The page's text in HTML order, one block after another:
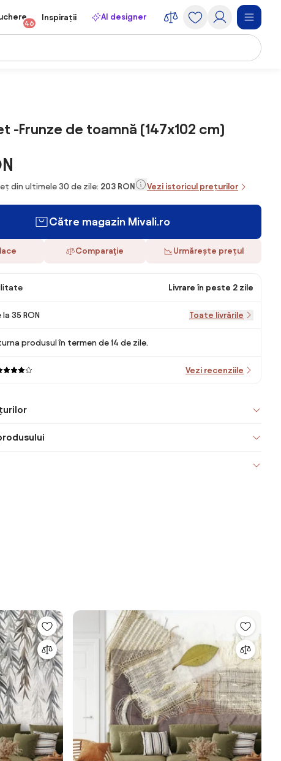
46
Inspirații AI designer
-Frunze de toamnă (147x102 cm)
din ultimele 30 de zile: 203 RON Vezi istoricul prețurilor
Către magazin Mivali.ro
Comparaţie Urmărește prețul
Livrare în peste 2 zile
35 RON Toate livrările
produsul în termen de 14 de zile.
Vezi recenziile